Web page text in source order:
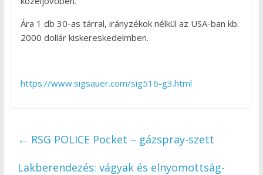
Ára 1 db 30-as tárral, irányzékok nélkül az USA-ban kb.
2000 dollár kiskereskedelmben.
https://www.sigsauer.com/sig516-g3.html
← RSG POLICE Pocket – gázspray-szett
Lakberendezés: vágyak és elnyomottság-